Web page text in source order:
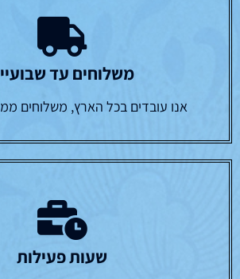
משלוחים עד
אנו עובדים בכל הארץ, משלוחים
שעות פעילות